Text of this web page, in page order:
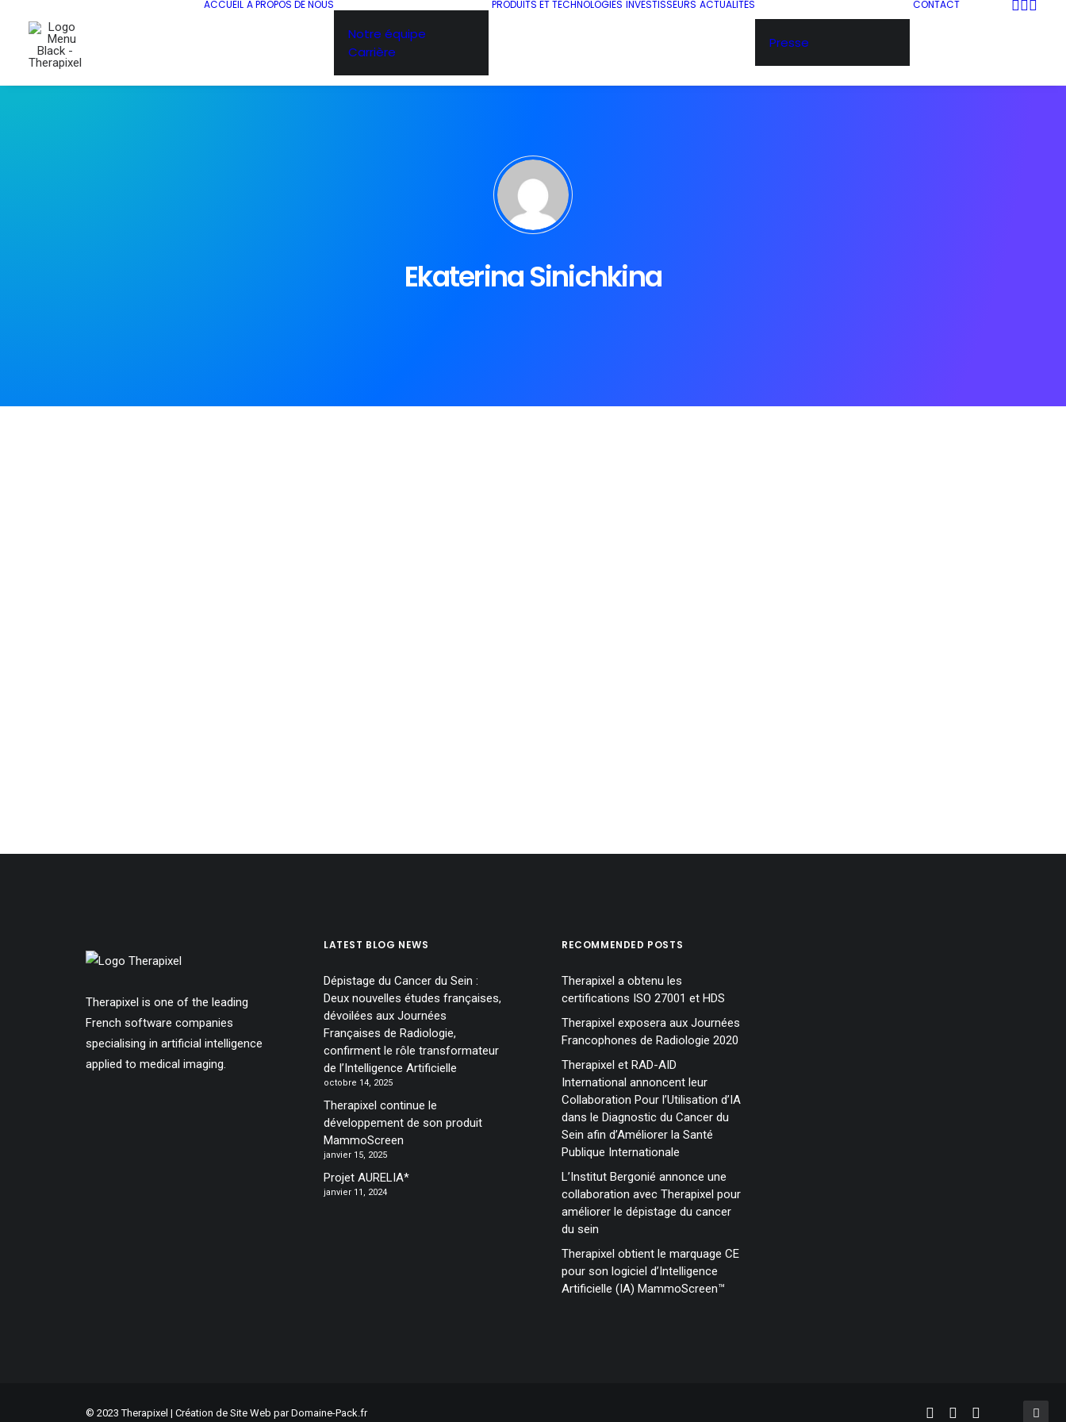
ACCUEIL A PROPOS DE NOUS
Notre équipe
Carrière
PRODUITS ET TECHNOLOGIES INVESTISSEURS ACTUALITÉS
Presse
CONTACT
Ekaterina Sinichkina
Therapixel is one of the leading
French software companies
specialising in artificial intelligence
applied to medical imaging.
LATEST BLOG NEWS
Dépistage du Cancer du Sein :
Deux nouvelles études françaises,
dévoilées aux Journées
Françaises de Radiologie,
confirment le rôle transformateur
de l’Intelligence Artificielle
octobre 14, 2025
Therapixel continue le
développement de son produit
MammoScreen
janvier 15, 2025
Projet AURELIA*
janvier 11, 2024
RECOMMENDED POSTS
Therapixel a obtenu les
certifications ISO 27001 et HDS
Therapixel exposera aux Journées
Francophones de Radiologie 2020
Therapixel et RAD-AID
International annoncent leur
Collaboration Pour l’Utilisation d’IA
dans le Diagnostic du Cancer du
Sein afin d’Améliorer la Santé
Publique Internationale
L’Institut Bergonié annonce une
collaboration avec Therapixel pour
améliorer le dépistage du cancer
du sein
Therapixel obtient le marquage CE
pour son logiciel d’Intelligence
Artificielle (IA) MammoScreen™
© 2023 Therapixel | Création de Site Web parDomaine-Pack.fr